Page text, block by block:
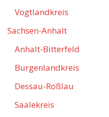
Vogtlandkreis
Sachsen-Anhalt
Anhalt-Bitterfeld
Burgenlandkreis
Dessau-Roßlau
Saalekreis